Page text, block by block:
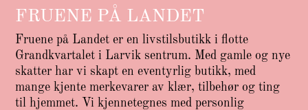
FRUENE PÅ LANDET
Fruene på Landet er en livstilsbutikk i flotte
Grandkvartalet i Larvik sentrum. Med gamle og nye
skatter har vi skapt en eventyrlig butikk, med
mange kjente merkevarer av klær, tilbehør og ting
til hjemmet. Vi kjennetegnes med personlig